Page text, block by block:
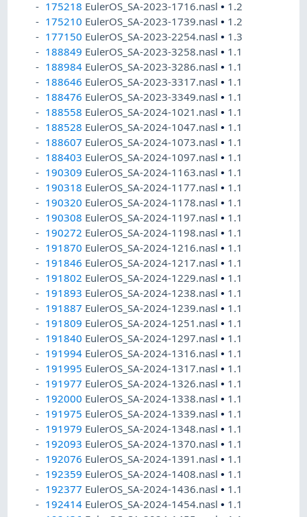
175218 EulerOS_SA-2023-1716.nasl• 1.2
175210 EulerOS_SA-2023-1739.nasl• 1.2
177150 EulerOS_SA-2023-2254.nasl• 1.3
188849 EulerOS_SA-2023-3258.nasl• 1.1
188984 EulerOS_SA-2023-3286.nasl• 1.1
188646 EulerOS_SA-2023-3317.nasl• 1.1
188476 EulerOS_SA-2023-3349.nasl• 1.1
188558 EulerOS_SA-2024-1021.nasl• 1.1
188528 EulerOS_SA-2024-1047.nasl• 1.1
188607 EulerOS_SA-2024-1073.nasl• 1.1
188403 EulerOS_SA-2024-1097.nasl• 1.1
190309 EulerOS_SA-2024-1163.nasl• 1.1
190318 EulerOS_SA-2024-1177.nasl• 1.1
190320 EulerOS_SA-2024-1178.nasl• 1.1
190308 EulerOS_SA-2024-1197.nasl• 1.1
190272 EulerOS_SA-2024-1198.nasl• 1.1
191870 EulerOS_SA-2024-1216.nasl• 1.1
191846 EulerOS_SA-2024-1217.nasl• 1.1
191802 EulerOS_SA-2024-1229.nasl• 1.1
191893 EulerOS_SA-2024-1238.nasl• 1.1
191887 EulerOS_SA-2024-1239.nasl• 1.1
191809 EulerOS_SA-2024-1251.nasl• 1.1
191840 EulerOS_SA-2024-1297.nasl• 1.1
191994 EulerOS_SA-2024-1316.nasl• 1.1
191995 EulerOS_SA-2024-1317.nasl• 1.1
191977 EulerOS_SA-2024-1326.nasl• 1.1
192000 EulerOS_SA-2024-1338.nasl• 1.1
191975 EulerOS_SA-2024-1339.nasl• 1.1
191979 EulerOS_SA-2024-1348.nasl• 1.1
192093 EulerOS_SA-2024-1370.nasl• 1.1
192076 EulerOS_SA-2024-1391.nasl• 1.1
192359 EulerOS_SA-2024-1408.nasl• 1.1
192377 EulerOS_SA-2024-1436.nasl• 1.1
192414 EulerOS_SA-2024-1454.nasl• 1.1